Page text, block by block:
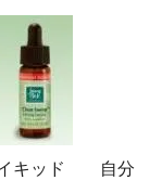
キッド 自分